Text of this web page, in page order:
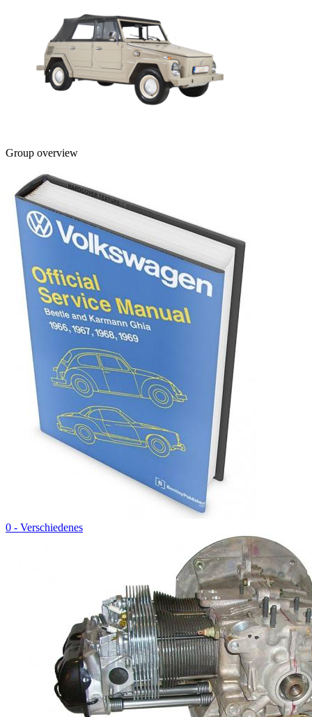
Group overview
0 - Verschiedenes